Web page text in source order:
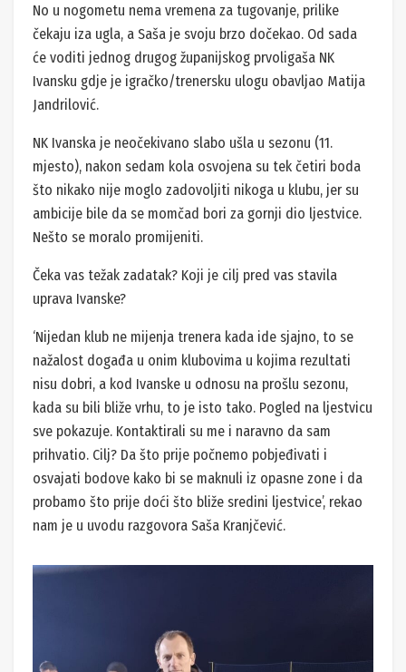
No u nogometu nema vremena za tugovanje, prilike
čekaju iza ugla, a Saša je svoju brzo dočekao. Od sada
će voditi jednog drugog županijskog prvoligaša NK
Ivansku gdje je igračko/trenersku ulogu obavljao Matija
Jandrilović.
NK Ivanska je neočekivano slabo ušla u sezonu (11.
mjesto), nakon sedam kola osvojena su tek četiri boda
što nikako nije moglo zadovoljiti nikoga u klubu, jer su
ambicije bile da se momčad bori za gornji dio ljestvice.
Nešto se moralo promijeniti.
Čeka vas težak zadatak? Koji je cilj pred vas stavila
uprava Ivanske?
‘Nijedan klub ne mijenja trenera kada ide sjajno, to se
nažalost događa u onim klubovima u kojima rezultati
nisu dobri, a kod Ivanske u odnosu na prošlu sezonu,
kada su bili bliže vrhu, to je isto tako. Pogled na ljestvicu
sve pokazuje. Kontaktirali su me i naravno da sam
prihvatio. Cilj? Da što prije počnemo pobjeđivati i
osvajati bodove kako bi se maknuli iz opasne zone i da
probamo što prije doći što bliže sredini ljestvice’, rekao
nam je u uvodu razgovora Saša Kranjčević.